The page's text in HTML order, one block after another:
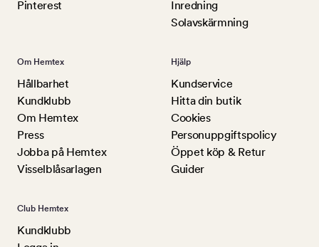
Pinterest
Inredning
Solavskärmning
Om Hemtex
Hållbarhet
Kundklubb
Om Hemtex
Press
Jobba på Hemtex
Visselblåsarlagen
Hjälp
Kundservice
Hitta din butik
Cookies
Personuppgiftspolicy
Öppet köp & Retur
Guider
Club Hemtex
Kundklubb